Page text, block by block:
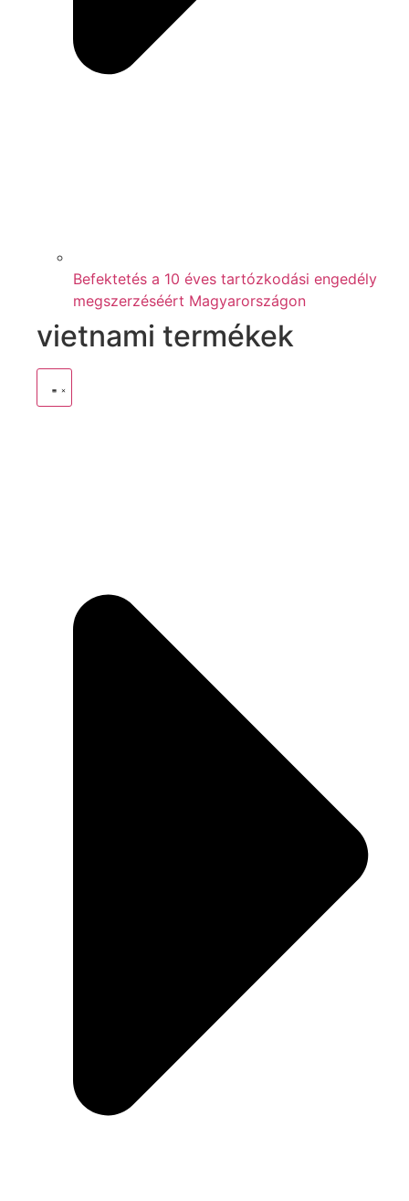
Befektetés a 10 éves tartózkodási engedély
megszerzéséért Magyarországon
vietnami termékek